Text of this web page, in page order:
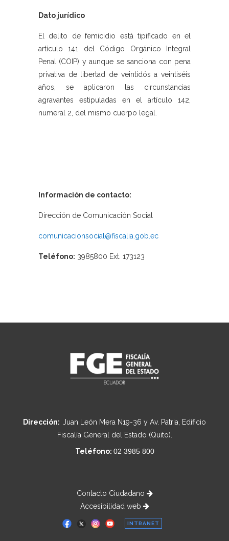
Dato jurídico
El delito de femicidio está tipificado en el
artículo 141 del Código Orgánico Integral
Penal (COIP) y aunque se sanciona con pena
privativa de libertad de veintidós a veintiséis
años, se aplicaron las circunstancias
agravantes estipuladas en el artículo 142,
numeral 2, del mismo cuerpo legal.
Información de contacto:
Dirección de Comunicación Social
comunicacionsocial@fiscalia.gob.ec
Teléfono: 3985800 Ext. 173123
Dirección: Juan León Mera N19-36 y Av. Patria, Edificio
Fiscalía General del Estado (Quito).
Teléfono: 02 3985 800
Contacto Ciudadano
Accesibilidad web
INTRANET